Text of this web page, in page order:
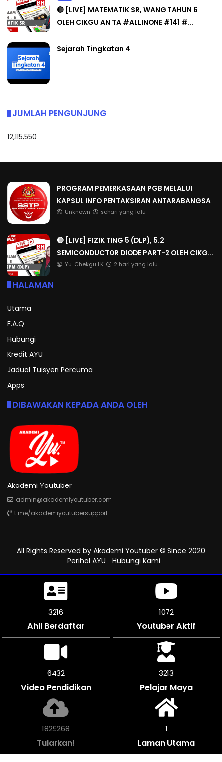
🔴 [LIVE] MATEMATIK SR, WANG TAHUN 6
OLEH CIKGU ANITA #ALLINONE #141 #...
Sejarah Tingkatan 4
JUMLAH PENGUNJUNG
12,115,550
PROGRAM PEMERKASAAN PGB MELALUI
KAPSUL INFO PENTAKSIRAN ANTARABANGSA
Unknown sehari yang lalu
🔴 [LIVE] FIZIK TING 5 (DLP), 5.2
SEMICONDUCTOR DIODE PART-2 OLEH CIKG...
Yu. Chekgu LK 2 hari yang lalu
HALAMAN
Utama
F.A.Q
Hubungi
Kredit AYU
Jadual Tuisyen Percuma
Apps
DIBAWAKAN KEPADA ANDA OLEH
Akademi Youtuber
admin@akademiyoutuber.com
t.me/akademiyoutubersupport
All Rights Reserved by Akademi Youtuber © Since 2020
Perihal AYU
Hubungi Kami
3531
Ahli Berdaftar
1176
Youtuber Aktif
7056
Video Pendidikan
3528
Pelajar Maya
2008608
Tularkan!
1
Laman Utama